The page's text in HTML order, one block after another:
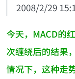
2008/2/29
今天，MACD的
次缠绕后的结果
情况下，这种走